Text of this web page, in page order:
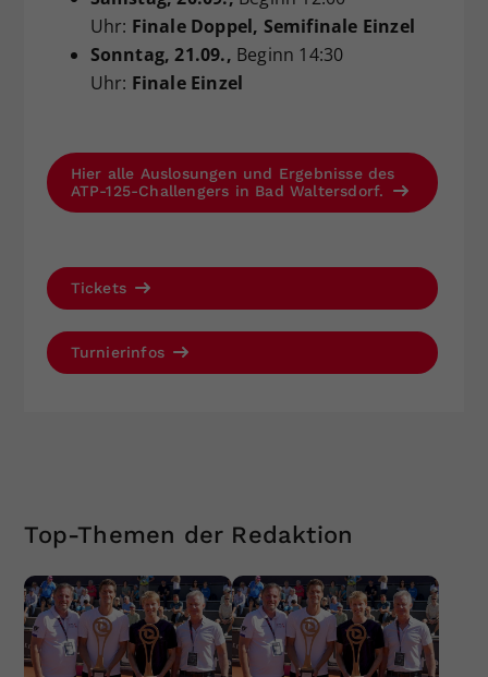
Uhr: Finale Doppel, Semifinale Einzel
Sonntag, 21.09., Beginn 14:30
Uhr: Finale Einzel
Hier alle Auslosungen und Ergebnisse des
ATP-125-Challengers in Bad Waltersdorf.
Tickets
Turnierinfos
Top-Themen der Redaktion